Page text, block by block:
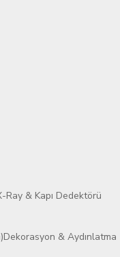
Ray & Kapı Dedektörü
Dekorasyon & Aydınlatma